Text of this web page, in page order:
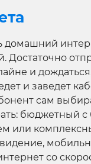
домашний
Достаточно
и
и заведет
сам
бюджетный с
или
со